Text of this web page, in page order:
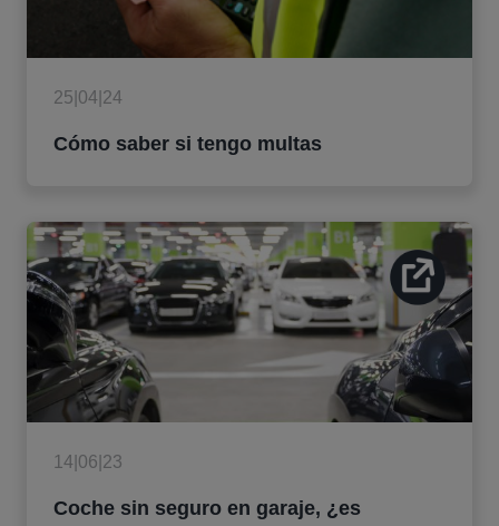
25|04|24
Cómo saber si tengo multas
14|06|23
Coche sin seguro en garaje, ¿es